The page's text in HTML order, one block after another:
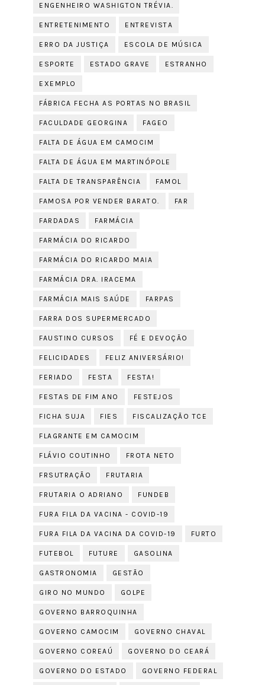
ENGENHEIRO WASHIGTON TRÉVIA.
ENTRETENIMENTO ENTREVISTA
ERRO DA JUSTIÇA ESCOLA DE MÚSICA
ESPORTE ESTADO GRAVE ESTRANHO
EXEMPLO
FÁBRICA FECHA AS PORTAS NO BRASIL
FACULDADE GEORGINA FAGEO
FALTA DE ÁGUA EM CAMOCIM
FALTA DE ÁGUA EM MARTINÓPOLE
FALTA DE TRANSPARÊNCIA FAMOL
FAMOSA POR VENDER BARATO. FAR
FARDADAS FARMÁCIA
FARMÁCIA DO RICARDO
FARMÁCIA DO RICARDO MAIA
FARMÁCIA DRA. IRACEMA
FARMÁCIA MAIS SAÚDE FARPAS
FARRA DOS SUPERMERCADO
FAUSTINO CURSOS FÉ E DEVOÇÃO
FELICIDADES FELIZ ANIVERSÁRIO!
FERIADO FESTA FESTA!
FESTAS DE FIM ANO FESTEJOS
FICHA SUJA FIES FISCALIZAÇÃO TCE
FLAGRANTE EM CAMOCIM
FLÁVIO COUTINHO FROTA NETO
FRSUTRAÇÃO FRUTARIA
FRUTARIA O ADRIANO FUNDEB
FURA FILA DA VACINA - COVID-19
FURA FILA DA VACINA DA COVID-19 FURTO
FUTEBOL FUTURE GASOLINA
GASTRONOMIA GESTÃO
GIRO NO MUNDO GOLPE
GOVERNO BARROQUINHA
GOVERNO CAMOCIM GOVERNO CHAVAL
GOVERNO COREAÚ GOVERNO DO CEARÁ
GOVERNO DO ESTADO GOVERNO FEDERAL